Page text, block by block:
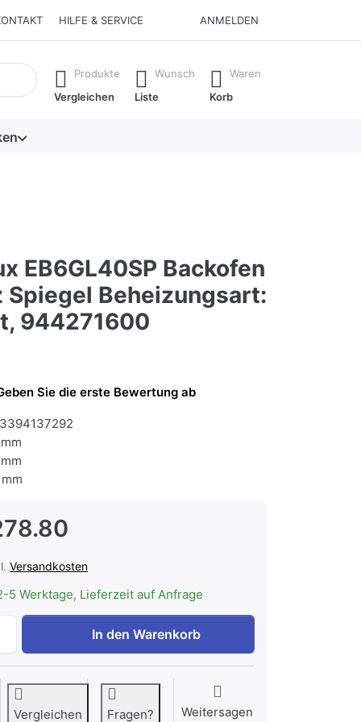
HILFE & SERVICE ANMELDEN
erste Ergebnisse. Drücken Sie die Eingabetaste, um alle
Produkte
Vergleichen
Wunsch
Liste
Waren
Korb
EB6GL40SP Backofen
Spiegel Beheizungsart:
944271600
Sie die erste Bewertung ab
Versandkosten
5 Werktage, Lieferzeit auf Anfrage
Electrolux EB6GL40SP Backofen Schwarz Spiegel
In den Warenkorb
Vergleichen Fragen? Weitersagen